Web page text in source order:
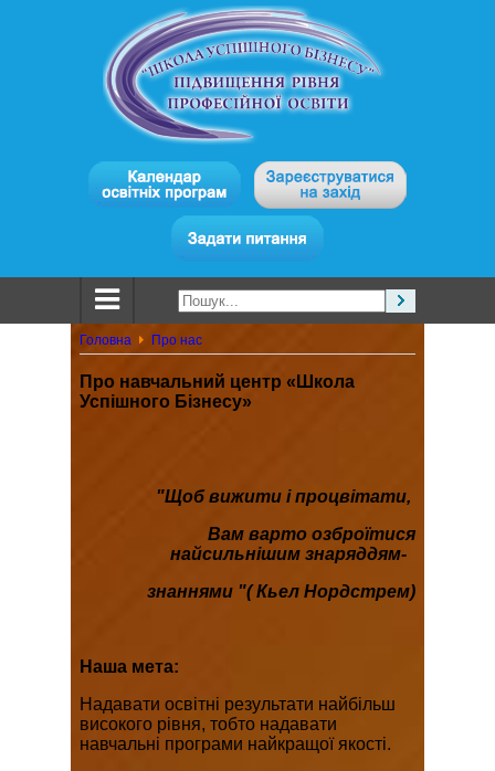
Головна Про нас
Про навчальний центр «Школа
Успішного Бізнесу»
"Щоб вижити і процвітати,
Вам варто озброїтися
найсильнішим знаряддям-
знаннями "( Кьел Нордстрем)
Наша мета:
Надавати освітні результати найбільш
високого рівня, тобто надавати
навчальні програми найкращої якості.